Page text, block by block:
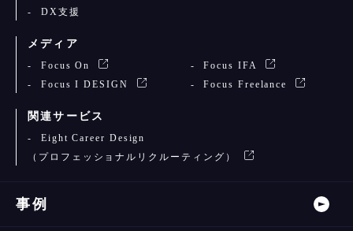
DX支援
メディア
Focus On
Focus IFA
Focus I DESIGN
Focus Freelance
関連サービス
Eight Career Design
（プロフェッショナルリクルーティング）
事例